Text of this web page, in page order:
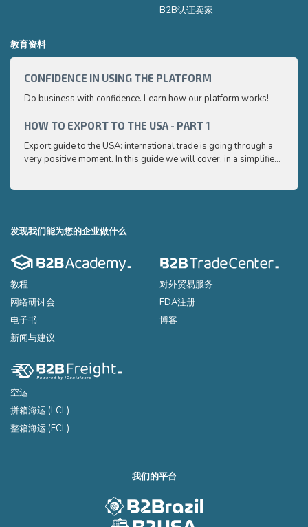
B2B认证卖家
教育资料
CONFIDENCE IN USING THE PLATFORM
Do business with confidence. Learn how our platform works!
HOW TO EXPORT TO THE USA - PART 1
Export guide to the USA: international trade is going through a
very positive moment. In this guide we will cover, in a simplified
to
发现我们能为您的企业做什么
教程
网络研讨会
电子书
新闻与建议
对外贸易服务
FDA注册
博客
空运
拼箱海运 (LCL)
整箱海运 (FCL)
我们的平台